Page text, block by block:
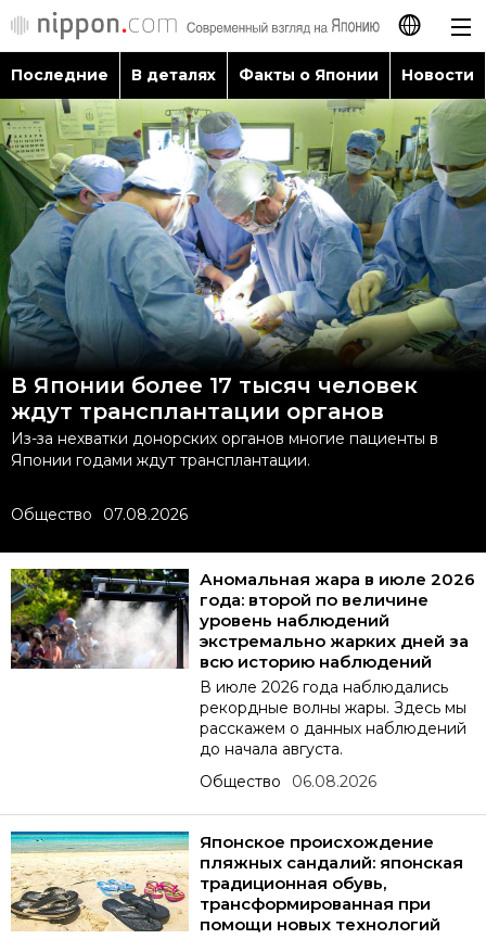
日本語
English
简体字
繁體字
Français
Español
العربية
Последние
В деталях
Факты о Японии
Новости
Путеводитель по Японии
Фото/Видео
Разделы
Люди
Экономика
Общество
Популярные статьи
Семья
Еда и напитки
official SNS
Последние В деталях Факты о Японии Новости
В Японии более 17 тысяч человек
ждут трансплантации органов
Из-за нехватки донорских органов многие пациенты в
Японии годами ждут трансплантации.
Общество 07.08.2026
Аномальная жара в июле 2026
года: второй по величине
уровень наблюдений
экстремально жарких дней за
всю историю наблюдений
В июле 2026 года наблюдались
рекордные волны жары. Здесь мы
расскажем о данных наблюдений
до начала августа.
Общество
06.08.2026
Японское происхождение
пляжных сандалий: японская
традиционная обувь,
трансформированная при
помощи новых технологий